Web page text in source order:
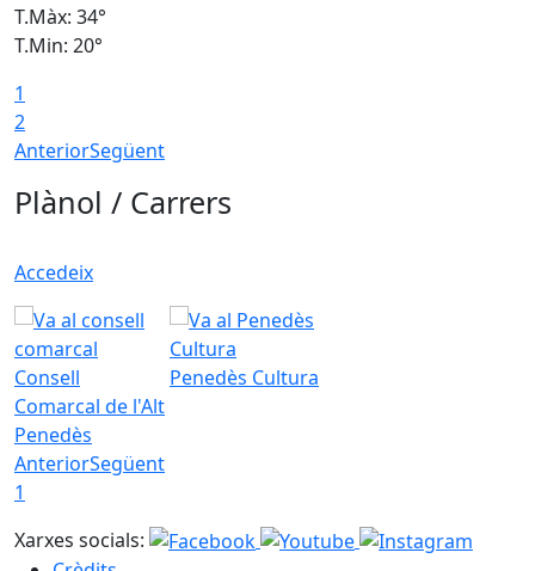
T.Màx: 34°
T.Min: 20°
1
2
AnteriorSegüent
Plànol / Carrers
Accedeix
Consell
Comarcal de l'Alt
Penedès
Penedès Cultura
AnteriorSegüent
1
Xarxes socials: